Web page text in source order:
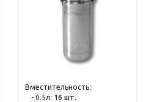
Вместительность:
- 0.5л: 16 шт.